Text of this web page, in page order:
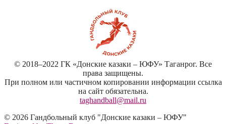
© 2018–2022 ГК «Донские казаки – ЮФУ» Таганрог. Все
права защищены.
При полном или частичном копировании информации ссылка
на сайт обязательна.
taghandball@mail.ru
© 2026 Гандбольный клуб "Донские казаки – ЮФУ"